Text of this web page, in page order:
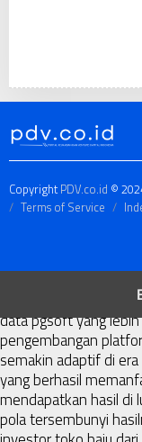
CopyrightPDV.co.id ©
Terms of Service
menghadirkan
data pgsoft yang
pengembangan
semakin adaptif di
yang berhasil
mendapatkan hasil di
pola tersembunyi